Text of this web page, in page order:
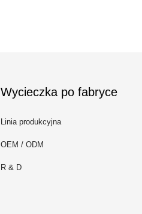
Wycieczka po fabryce
Linia produkcyjna
OEM / ODM
R & D